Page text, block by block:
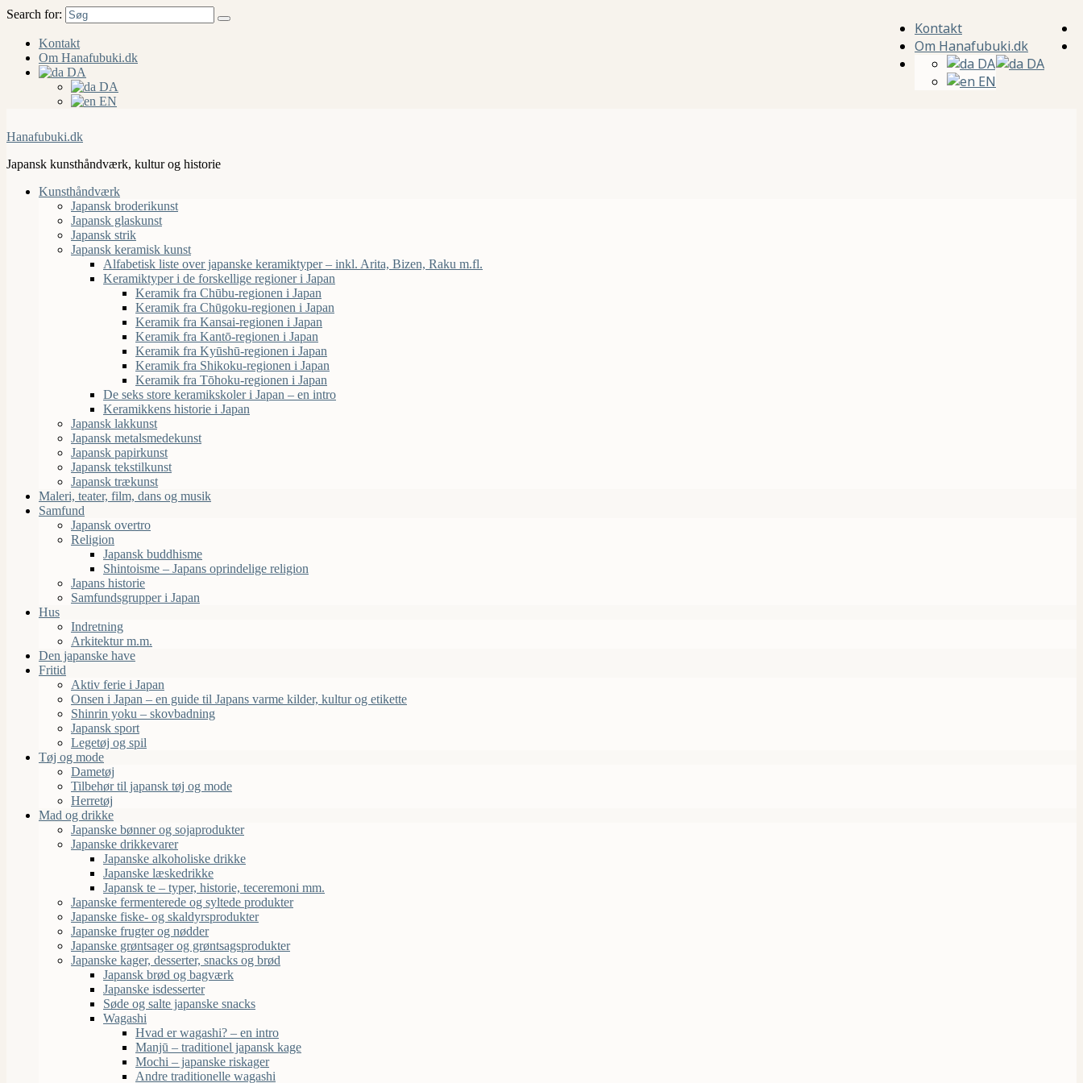
Kontakt
Om Hanafubuki.dk
DA
DA
EN
Search for:
Kontakt
Om Hanafubuki.dk
DA
DA
EN
Hanafubuki.dk
Japansk kunsthåndværk, kultur og historie
Kunsthåndværk
Japansk broderikunst
Japansk glaskunst
Japansk strik
Japansk keramisk kunst
Alfabetisk liste over japanske keramiktyper – inkl. Arita, Bizen, Raku m.fl.
Keramiktyper i de forskellige regioner i Japan
Keramik fra Chūbu-regionen i Japan
Keramik fra Chūgoku-regionen i Japan
Keramik fra Kansai-regionen i Japan
Keramik fra Kantō-regionen i Japan
Keramik fra Kyūshū-regionen i Japan
Keramik fra Shikoku-regionen i Japan
Keramik fra Tōhoku-regionen i Japan
De seks store keramikskoler i Japan – en intro
Keramikkens historie i Japan
Japansk lakkunst
Japansk metalsmedekunst
Japansk papirkunst
Japansk tekstilkunst
Japansk trækunst
Maleri, teater, film, dans og musik
Samfund
Japansk overtro
Religion
Japansk buddhisme
Shintoisme – Japans oprindelige religion
Japans historie
Samfundsgrupper i Japan
Hus
Indretning
Arkitektur m.m.
Den japanske have
Fritid
Aktiv ferie i Japan
Onsen i Japan – en guide til Japans varme kilder, kultur og etikette
Shinrin yoku – skovbadning
Japansk sport
Legetøj og spil
Tøj og mode
Dametøj
Tilbehør til japansk tøj og mode
Herretøj
Mad og drikke
Japanske bønner og sojaprodukter
Japanske drikkevarer
Japanske alkoholiske drikke
Japanske læskedrikke
Japansk te – typer, historie, teceremoni mm.
Japanske fermenterede og syltede produkter
Japanske fiske- og skaldyrsprodukter
Japanske frugter og nødder
Japanske grøntsager og grøntsagsprodukter
Japanske kager, desserter, snacks og brød
Japansk brød og bagværk
Japanske isdesserter
Søde og salte japanske snacks
Wagashi
Hvad er wagashi? – en intro
Manjū – traditionel japansk kage
Mochi – japanske riskager
Andre traditionelle wagashi